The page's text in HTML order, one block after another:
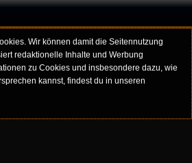
Wir können damit die Seitennutzung
redaktionelle Inhalte und Werbung
zu Cookies und insbesondere dazu, wie
kannst, findest du in unseren